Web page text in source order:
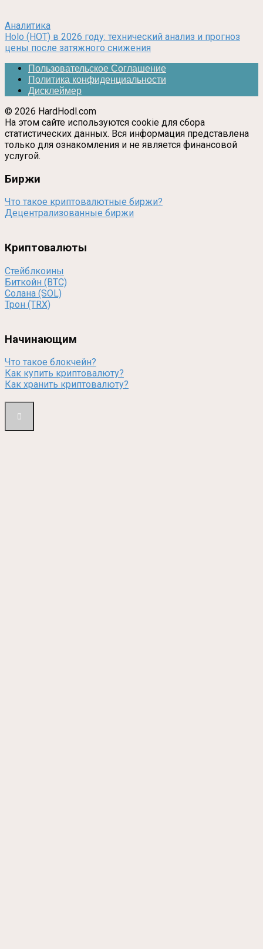
Аналитика
Holo (HOT) в 2026 году: технический анализ и прогноз
цены после затяжного снижения
Пользовательское Соглашение
Политика конфиденциальности
Дисклеймер
© 2026 HardHodl.com
На этом сайте используются cookie для сбора
статистических данных. Вся информация представлена
только для ознакомления и не является финансовой
услугой.
Биржи
Что такое криптовалютные биржи?
Децентрализованные биржи
Криптовалюты
Стейблкоины
Биткойн (BTC)
Солана (SOL)
Трон (TRX)
Начинающим
Что такое блокчейн?
Как купить криптовалюту?
Как хранить криптовалюту?